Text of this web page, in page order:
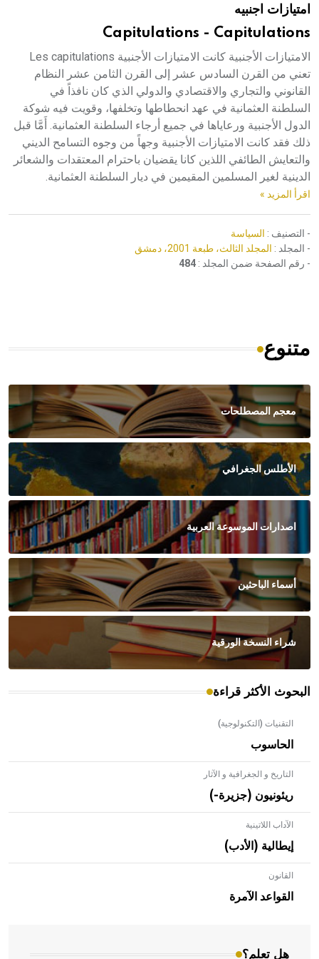
هيئة الموسوعة العربية تطلق موسوعات جديدة في عام 2026امتيازات اجنبيه
Capitulations - Capitulations
الامتيازات الأجنبية كانت الامتيازات الأجنبية Les capitulations
تعني من القرن السادس عشر إلى القرن الثامن عشر النظام
القانوني والتجاري والاقتصادي والدولي الذي كان نافذاً في
السلطنة العثمانية في عهد انحطاطها وتخلفها، وقويت فيه شوكة
الدول الأجنبية ورعاياها في جميع أرجاء السلطنة العثمانية. أَمَّا قبل
ذلك فقد كانت الامتيازات الأجنبية وجهاً من وجوه التسامح الديني
والتعايش الطائفي اللذين كانا يقضيان باحترام المعتقدات والشعائر
الدينية لغير المسلمين المقيمين في ديار السلطنة العثمانية.
اقرأ المزيد »
- التصنيف : السياسة
- المجلد : المجلد الثالث، طبعة 2001، دمشق
- رقم الصفحة ضمن المجلد : 484
متنوع
معجم المصطلحات
الأطلس الجغرافي
اصدارات الموسوعة العربية
أسماء الباحثين
شراء النسخة الورقية
البحوث الأكثر قراءة
التقنيات (التكنولوجية)
الحاسوب
التاريخ و الجغرافية و الآثار
ريئونيون (جزيرة-)
الآداب اللاتينية
إيطالية (الأدب)
القانون
القواعد الآمرة
هل تعلم؟
- هل تعلم أن الأبلق نوع من الفنون الهندسية التي ارتبطت
بالعمارة الإسلامية في بلاد الشام ومصر خاصة، حيث يحرص
المعمار على بناء مداميكه وخاصة في الواجهات